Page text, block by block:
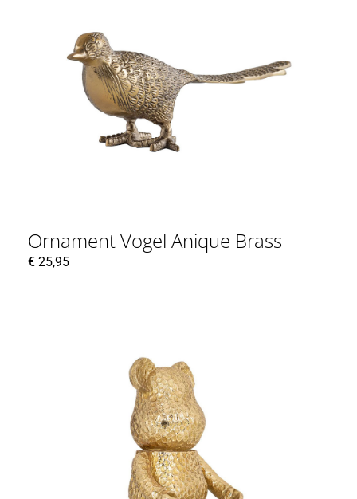
Ornament Vogel Anique Brass
€ 25,95